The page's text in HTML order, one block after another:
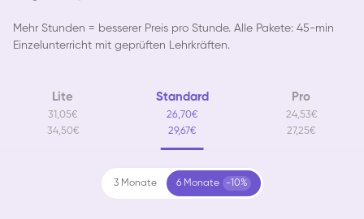
Mehr Stunden = besserer Preis pro Stunde. Alle Pakete: 45-min
Einzelunterricht mit geprüften Lehrkräften.
Lite
31,05€
34,50€
Standard
26,70€
29,67€
Pro
24,53€
27,25€
3 Monate 6 Monate -10%